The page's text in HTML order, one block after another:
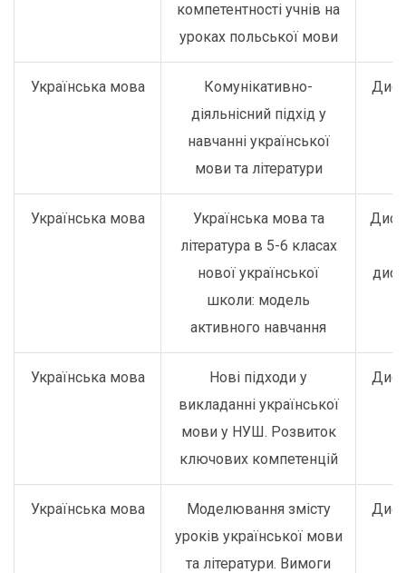
компетентності учнів на
уроках польської мови
Українська мова
Комунікативно-
діяльнісний підхід у
навчанні української
мови та літератури
Українська мова
Українська мова та
література в 5-6 класах
нової української
школи: модель
активного навчання
Українська мова
Нові підходи у
викладанні української
мови у НУШ. Розвиток
ключових компетенцій
Українська мова
Моделювання змісту
уроків української мови
та літератури. Вимоги